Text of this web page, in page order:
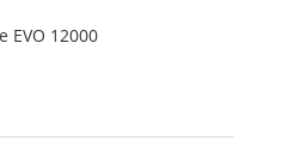
EVO 12000